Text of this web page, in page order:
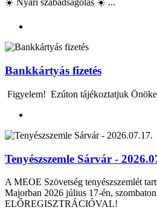
☀️ Nyári szabadságolás ☀️ ...
Bankkártyás fizetés
Figyelem! Ezúton tájékoztatjuk
Tenyészszemle Sárvár -
A MEOE Szövetség tenyészszemlét
Majorban 2026 július 17-én,
ELŐREGISZTRÁCIÓVAL!